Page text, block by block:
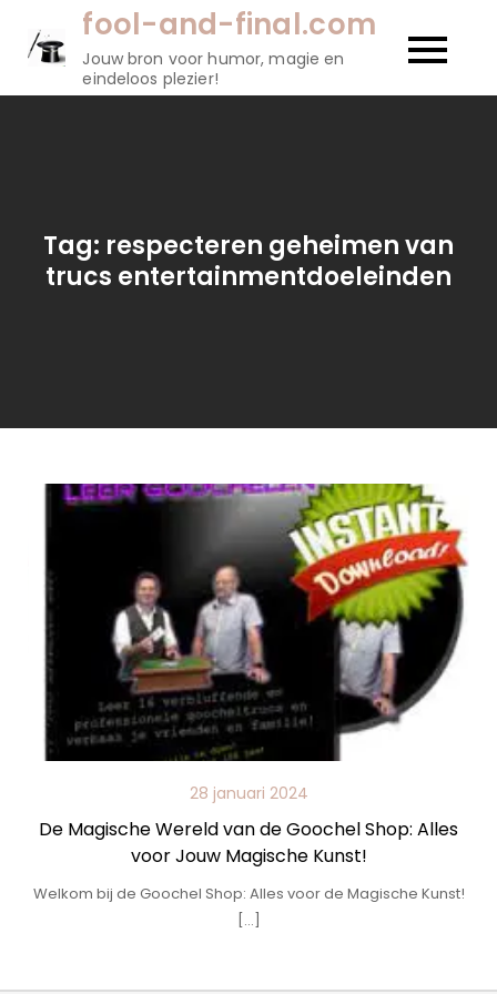
fool-and-final.com
Jouw bron voor humor, magie en
eindeloos plezier!
Tag: respecteren geheimen van
trucs entertainmentdoeleinden
28 januari 2024
De Magische Wereld van de Goochel Shop: Alles
voor Jouw Magische Kunst!
Welkom bij de Goochel Shop: Alles voor de Magische Kunst!
[…]